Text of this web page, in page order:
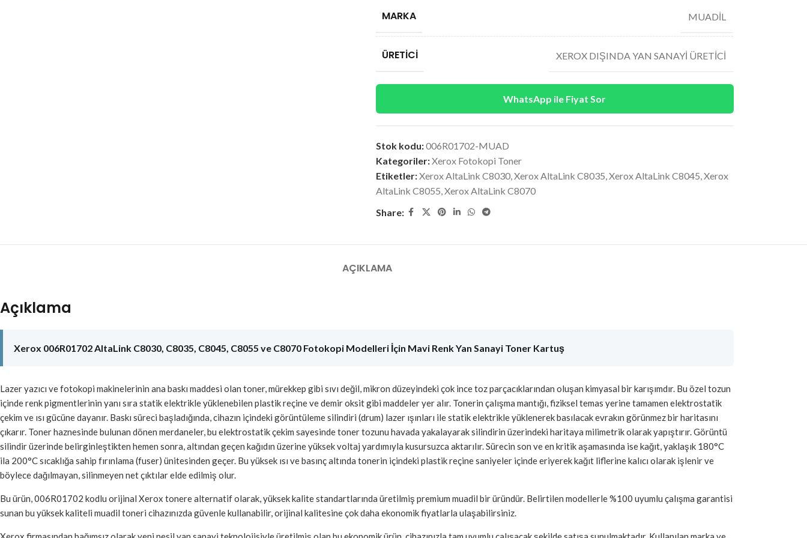
MARKA MUADİL
ÜRETICI XEROX DIŞINDA YAN SANAYİ ÜRETİCİ
WhatsApp ile Fiyat Sor
Stok kodu:006R01702-MUAD
Kategoriler:Xerox Fotokopi Toner
Etiketler:Xerox AltaLink C8030,Xerox AltaLink C8035,Xerox AltaLink C8045,Xerox
AltaLink C8055,Xerox AltaLink C8070
Share:
AÇIKLAMA
Açıklama
Xerox 006R01702 AltaLink C8030, C8035, C8045, C8055 ve C8070 Fotokopi Modelleri İçin Mavi Renk Yan Sanayi Toner Kartuş
Lazer yazıcı ve fotokopi makinelerinin ana baskı maddesi olan toner, mürekkep gibi sıvı değil, mikron düzeyindeki çok ince toz parçacıklarından oluşan kimyasal bir karışımdır. Bu özel tozun
içinde renk pigmentlerinin yanı sıra statik elektrikle yüklenebilen plastik reçine ve demir oksit gibi maddeler yer alır. Tonerin çalışma mantığı, fiziksel temas yerine tamamen elektrostatik
çekim ve ısı gücüne dayanır. Baskı süreci başladığında, cihazın içindeki görüntüleme silindiri (drum) lazer ışınları ile statik elektrikle yüklenerek basılacak evrakın görünmez bir haritasını
çıkarır. Toner haznesinde bulunan dönen merdaneler, bu elektrostatik çekim sayesinde toner tozunu havada yakalayarak silindirin üzerindeki haritaya milimetrik olarak yapıştırır. Görüntü
silindir üzerinde belirginleştikten hemen sonra, altından geçen kağıdın üzerine yüksek voltaj yardımıyla kusursuzca aktarılır. Sürecin son ve en kritik aşamasında ise kağıt, yaklaşık 180°C
ila 200°C sıcaklığa sahip fırınlama (fuser) ünitesinden geçer. Bu yüksek ısı ve basınç altında tonerin içindeki plastik reçine saniyeler içinde eriyerek kağıt liflerine kalıcı olarak işlenir ve
böylece dağılmayan, silinmeyen net çıktılar elde edilmiş olur.
Bu ürün, 006R01702 kodlu orijinal Xerox tonere alternatif olarak, yüksek kalite standartlarında üretilmiş premium muadil bir üründür. Belirtilen modellerle %100 uyumlu çalışma garantisi
sunan bu yüksek kaliteli muadil toneri cihazınızda güvenle kullanabilir, orijinal kalitesine çok daha ekonomik fiyatlarla ulaşabilirsiniz.